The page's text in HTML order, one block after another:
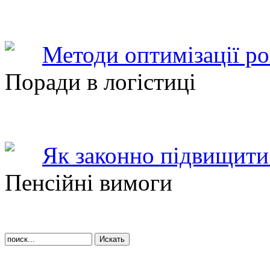
Методи оптимізації
Поради в логістиці
Як законно підвищити
Пенсійні вимоги